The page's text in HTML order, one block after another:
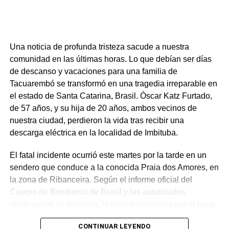
En su intervención, el intendente Ezquerra Martinotti hizo
alusión a la transformación que ha experimentado la zona
a lo largo de las últimas décadas y mencionó las distintas
intervenciones en infraestructura y servicios públicos
ejecutadas en el período. Entre las obras reseñadas se
destacaron la terminal de ómnibus, la piscina, el
programas de vivienda, así como un estadio que se
encuentra próximo a su inauguración. Asimismo, se
informó sobre la incorporación de nueva maquinaria,
camiones y herramientas destinados a mejorar la
Una noticia de profunda tristeza sacude a nuestra
comunidad en las últimas horas. Lo que debían ser días
de descanso y vacaciones para una familia de
Tacuarembó se transformó en una tragedia irreparable en
el estado de Santa Catarina, Brasil. Óscar Katz Furtado,
de 57 años, y su hija de 20 años, ambos vecinos de
nuestra ciudad, perdieron la vida tras recibir una
descarga eléctrica en la localidad de Imbituba.
El fatal incidente ocurrió este martes por la tarde en un
sendero que conduce a la conocida Praia dos Amores, en
la zona de Ribanceira. Según el informe oficial del
Cuerpo de Bomberos de Brasil y las autoridades
cuando entró en contacto con un cable de alta tensión
CONTINUAR LEYENDO